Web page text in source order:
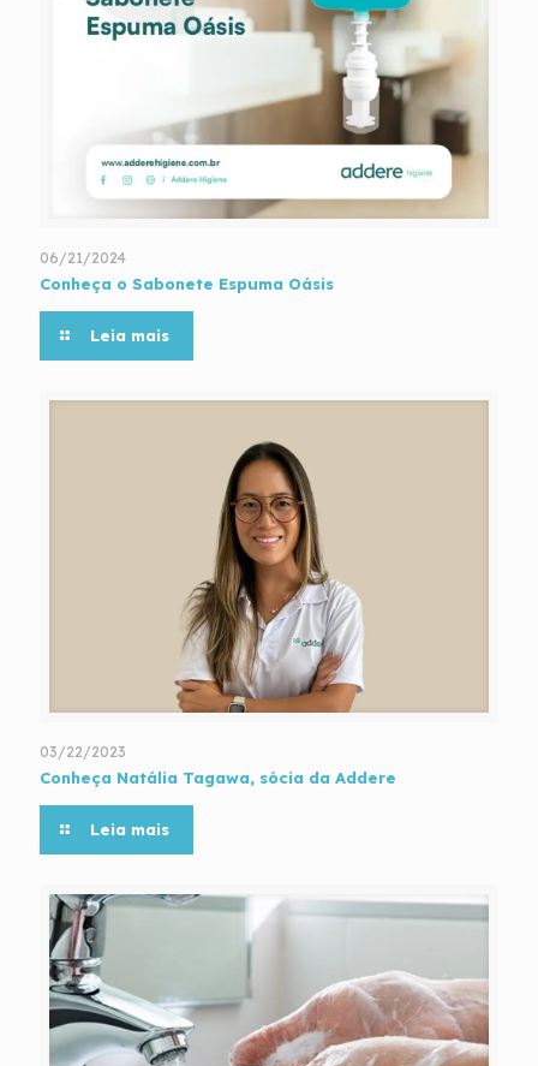
06/21/2024
Conheça o Sabonete Espuma Oásis
Leia mais
03/22/2023
Conheça Natália Tagawa, sócia da Addere
Leia mais